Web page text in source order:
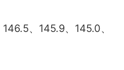
、145.9、145.0、